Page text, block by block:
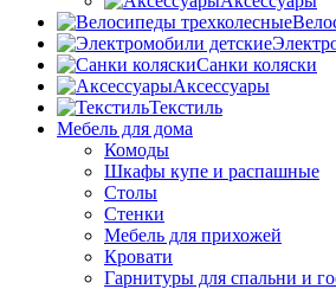
Санки коляски
Аксессуары
Текстиль
Мебель для дома
Комоды
Шкафы купе и распашные
Столы
Стенки
Мебель для прихожей
Кровати
Гарнитуры для спальни и